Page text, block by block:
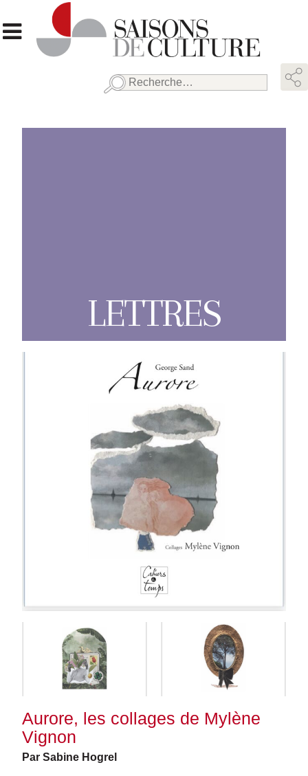
Rechercher :
LETTRES
Aurore, les collages de Mylène
Vignon
Par Sabine Hogrel